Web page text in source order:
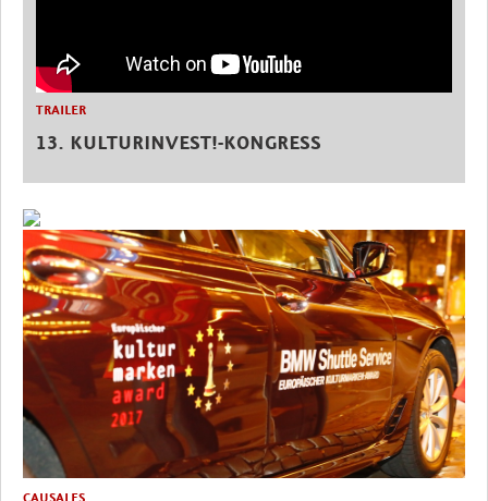
TRAILER
13. KULTURINVEST!-KONGRESS